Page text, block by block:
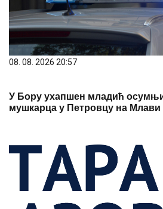
08. 08. 2026 20:57
У Бору ухапшен младић
мушкарца у Петровцу на Млави